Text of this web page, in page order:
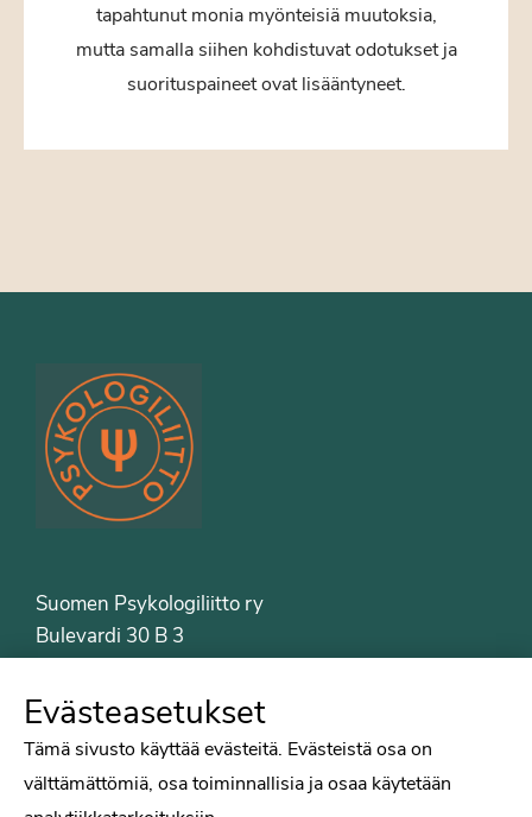
tapahtunut monia myönteisiä muutoksia,
mutta samalla siihen kohdistuvat odotukset ja
suorituspaineet ovat lisääntyneet.
Suomen Psykologiliitto ry
Bulevardi 30 B 3
Puh. 09-6122 9122
Psykologiliiton sivut
Evästeasetukset
Tämä sivusto käyttää evästeitä. Evästeistä osa on
välttämättömiä, osa toiminnallisia ja osaa käytetään